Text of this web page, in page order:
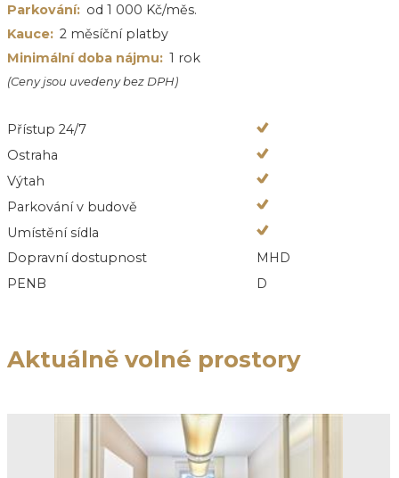
Parkování: od 1 000 Kč/měs.
Kauce: 2 měsíční platby
Minimální doba nájmu: 1 rok
(Ceny jsou uvedeny bez DPH)
Přístup 24/7
Ostraha
Výtah
Parkování v budově
Umístění sídla
Dopravní dostupnost
MHD
PENB
D
Aktuálně volné prostory